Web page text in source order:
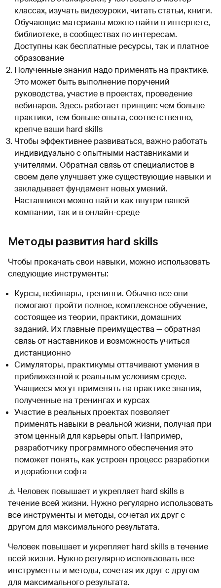
классах, изучать видеоуроки, читать статьи, книги.
Обучающие материалы можно найти в интернете,
библиотеке, в сообществах по интересам.
Доступны как бесплатные ресурсы, так и платное
образование
Полученные знания надо применять на практике.
Это может быть выполнение поручений
руководства, участие в проектах, проведение
вебинаров. Здесь работает принцип: чем больше
практики, тем больше опыта, соответственно,
крепче ваши hard skills
Чтобы эффективнее развиваться, важно работать
индивидуально с опытными наставниками и
учителями. Обратная связь от специалистов в
своем деле улучшает уже существующие навыки и
закладывает фундамент новых умений.
Наставников можно найти как внутри вашей
компании, так и в онлайн-среде
Методы развития hard skills
Чтобы прокачать свои навыки, можно использовать
следующие инструменты:
Курсы, вебинары, тренинги. Обычно все они
помогают пройти полное, комплексное обучение,
состоящее из теории, практики, домашних
заданий. Их главные преимущества — обратная
связь от наставников и возможность учиться
дистанционно
Симуляторы, практикумы оттачивают умения в
приближенной к реальным условиям среде.
Учащиеся могут применять на практике знания,
полученные на тренингах и курсах
Участие в реальных проектах позволяет
применять навыки в реальной жизни, получая при
этом ценный для карьеры опыт. Например,
разработчику программного обеспечения это
поможет понять, как устроен процесс разработки
и доработки софта
⚠️ Человек повышает и укрепляет hard skills в
течение всей жизни. Нужно регулярно использовать
все инструменты и методы, сочетая их друг с
другом для максимального результата.
Человек повышает и укрепляет hard skills в течение
всей жизни. Нужно регулярно использовать все
инструменты и методы, сочетая их друг с другом
для максимального результата.